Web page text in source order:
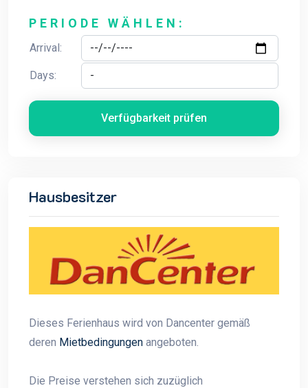
PERIODE WÄHLEN:
Arrival:
Days:
Verfügbarkeit prüfen
Hausbesitzer
Dieses Ferienhaus wird von Dancenter gemäß
deren Mietbedingungen angeboten.
Die Preise verstehen sich zuzüglich